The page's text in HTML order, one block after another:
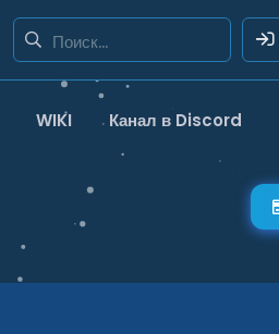
WIKI Канал в Discord